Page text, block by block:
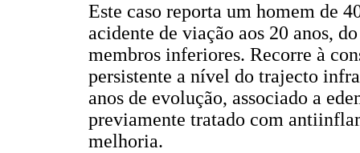
Este caso reporta um homem de
acidente de viação aos 20 anos,
membros inferiores. Recorre à
persistente a nível do trajecto
anos de evolução, associado a
previamente tratado com
melhoria.